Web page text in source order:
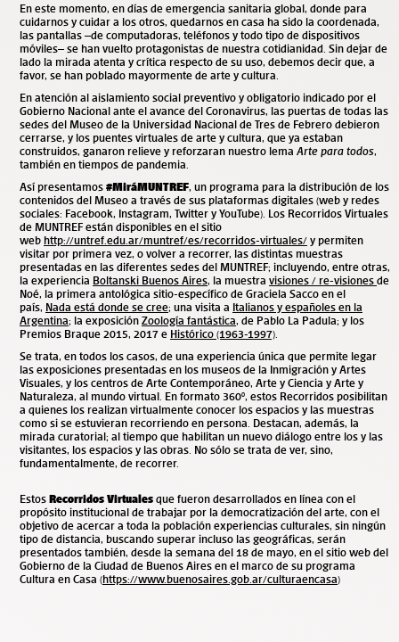
En este momento, en días de emergencia sanitaria global, donde para
cuidarnos y cuidar a los otros, quedarnos en casa ha sido la coordenada,
las pantallas –de computadoras, teléfonos y todo tipo de dispositivos
móviles– se han vuelto protagonistas de nuestra cotidianidad. Sin dejar de
lado la mirada atenta y crítica respecto de su uso, debemos decir que, a
favor, se han poblado mayormente de arte y cultura.
En atención al aislamiento social preventivo y obligatorio indicado por el
Gobierno Nacional ante el avance del Coronavirus, las puertas de todas las
sedes del Museo de la Universidad Nacional de Tres de Febrero debieron
cerrarse, y los puentes virtuales de arte y cultura, que ya estaban
construidos, ganaron relieve y reforzaran nuestro lema Arte para todos,
también en tiempos de pandemia.
Así presentamos #MiráMUNTREF, un programa para la distribución de los
contenidos del Museo a través de sus plataformas digitales (web y redes
sociales: Facebook, Instagram, Twitter y YouTube). Los Recorridos Virtuales
de MUNTREF están disponibles en el sitio
web http://untref.edu.ar/muntref/es/recorridos-virtuales/ y permiten
visitar por primera vez, o volver a recorrer, las distintas muestras
presentadas en las diferentes sedes del MUNTREF; incluyendo, entre otras,
la experiencia Boltanski Buenos Aires, la muestra visiones / re-visiones de
Noé, la primera antológica sitio-específico de Graciela Sacco en el
país, Nada está donde se cree; una visita a Italianos y españoles en la
Argentina; la exposición Zoología fantástica, de Pablo La Padula; y los
Premios Braque 2015, 2017 e Histórico (1963-1997)
Se trata, en todos los casos, de una experiencia única que permite legar
las exposiciones presentadas en los museos de la Inmigración y Artes
Visuales, y los centros de Arte Contemporáneo, Arte y Ciencia y Arte y
Naturaleza, al mundo virtual. En formato 360º, estos Recorridos posibilitan
a quienes los realizan virtualmente conocer los espacios y las muestras
como si se estuvieran recorriendo en persona. Destacan, además, la
mirada curatorial; al tiempo que habilitan un nuevo diálogo entre los y las
visitantes, los espacios y las obras. No sólo se trata de ver, sino,
fundamentalmente, de recorrer.
Estos Recorridos Virtuales que fueron desarrollados en línea con el
propósito institucional de trabajar por la democratización del arte, con el
objetivo de acercar a toda la población experiencias culturales, sin ningún
tipo de distancia, buscando superar incluso las geográficas, serán
presentados también, desde la semana del 18 de mayo, en el sitio web del
Gobierno de la Ciudad de Buenos Aires en el marco de su programa
Cultura en Casa (https://www.buenosaires.gob.ar/culturaencasa)